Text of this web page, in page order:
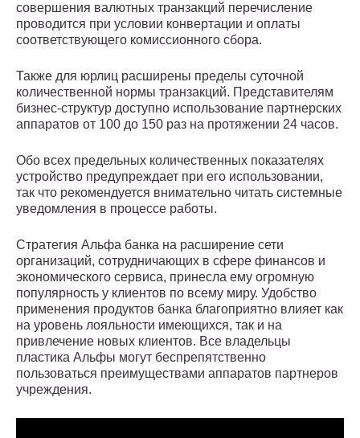
совершения валютных транзакций перечисление
проводится при условии конвертации и оплаты
соответствующего комиссионного сбора.
Также для юрлиц расширены пределы суточной
количественной нормы транзакций. Представителям
бизнес-структур доступно использование партнерских
аппаратов от 100 до 150 раз на протяжении 24 часов.
Обо всех предельных количественных показателях
устройство предупреждает при его использовании,
так что рекомендуется внимательно читать системные
уведомления в процессе работы.
Стратегия Альфа банка на расширение сети
организаций, сотрудничающих в сфере финансов и
экономического сервиса, принесла ему огромную
популярность у клиентов по всему миру. Удобство
применения продуктов банка благоприятно влияет как
на уровень лояльности имеющихся, так и на
привлечение новых клиентов. Все владельцы
пластика Альфы могут беспрепятственно
пользоваться преимуществами аппаратов партнеров
учреждения.